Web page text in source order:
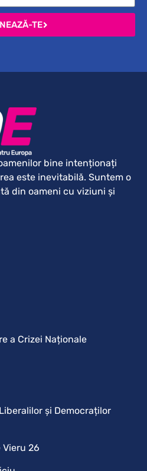
TE
bine intenționați
este inevitabilă. Suntem o
din oameni cu viziuni și
a Crizei Naționale
și Democraților
Vieru 26